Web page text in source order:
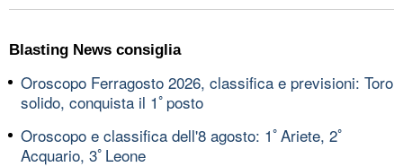
Blasting News consiglia
Oroscopo Ferragosto 2026, classifica e previsioni: Toro
solido, conquista il 1ﾟposto
Oroscopo e classifica dell'8 agosto: 1ﾟAriete, 2ﾟ
Acquario, 3ﾟLeone